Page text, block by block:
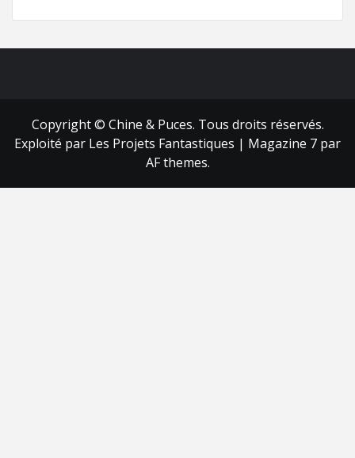
Copyright © Chine & Puces. Tous droits réservés.
Exploité par Les Projets Fantastiques | Magazine 7 par
AF themes.